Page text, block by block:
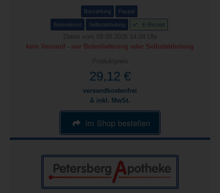
Barzahlung Paypal
Botendienst Selbstabholung E-Rezept
Daten vom 09.08.2026 14:04 Uhr
kein Versand - nur Botenlieferung oder Selbstabholung
Produktpreis
29,12 €
versandkostenfrei
& inkl. MwSt.
im Shop bestellen